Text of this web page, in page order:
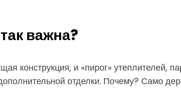
важна?
конструкция, и «пирог» утеплителей,
отделки. Почему? Само